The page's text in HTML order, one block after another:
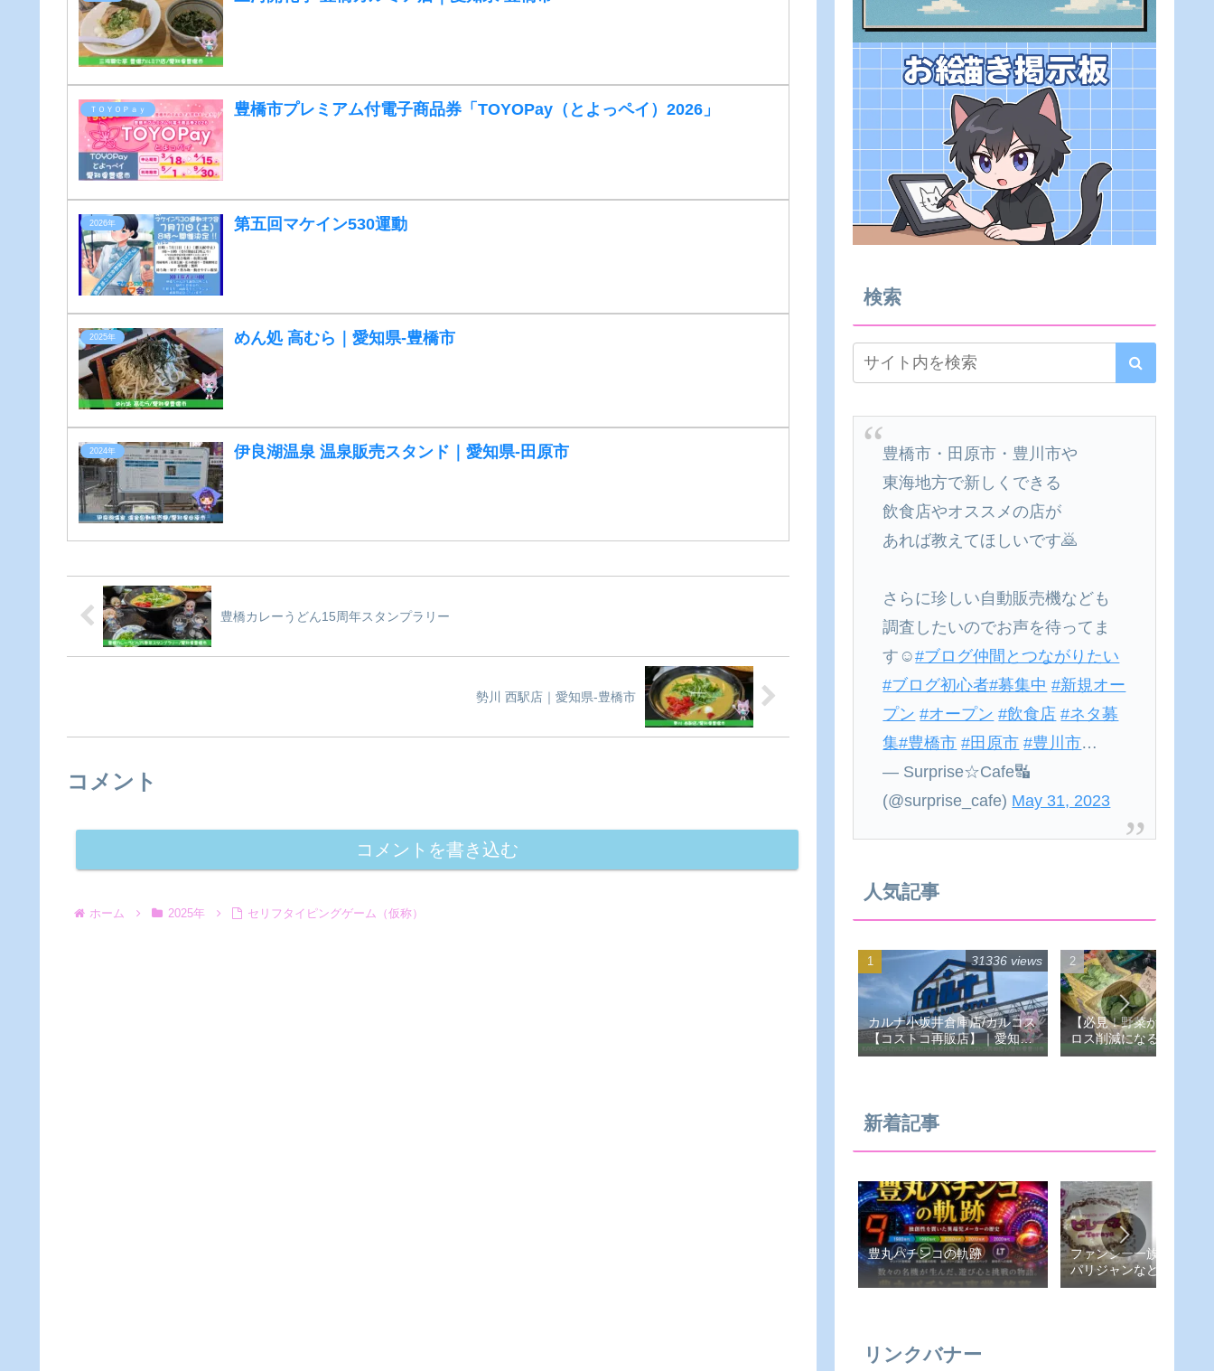
ＴＯＹＯＰａｙ 豊橋市プレミアム付電子商品券「TOYOPay（とよっペイ）2026」
2026年 第五回マケイン530運動
2025年 めん処 高むら｜愛知県-豊橋市
2024年 伊良湖温泉 温泉販売スタンド｜愛知県-田原市
豊橋カレーうどん15周年スタンプラリー
勢川 西駅店｜愛知県-豊橋市
コメント
コメントを書き込む
ホーム 2025年 セリフタイピングゲーム（仮称）
検索
豊橋市・田原市・豊川市や
東海地方で新しくできる
飲食店やオススメの店が
あれば教えてほしいです🙇
さらに珍しい自動販売機なども
調査したいのでお声を待ってま
す☺#ブログ仲間とつながりたい
#ブログ初心者#募集中 #新規オー
プン #オープン #飲食店 #ネタ募
集#豊橋市 #田原市 #豊川市…
— Surprise☆Cafe🔣
(@surprise_cafe) May 31, 2023
人気記事
カルナ小坂井倉庫店/カルコス
【コストコ再販店】｜愛知県-
豊川市
31336 views
【必見！野菜が安い！フ
ロス削減になる！あらい
売所】愛知県-豊橋市
新着記事
豊丸パチンコの軌跡
ファンシー一族（ピレー
パリジャンなど）
リンクバナー